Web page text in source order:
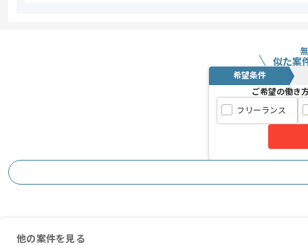
基本的には長期で参画できる方を求め
食堂が自由に使用でき、3食無料です。
オフィスも綺麗でお薦めの環境です。
似た案
希望条件
ご希望の働き
フリーランス
他の案件を見る